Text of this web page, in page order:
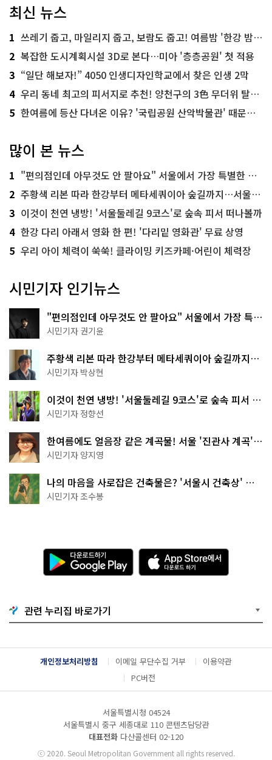
최신 뉴스
1 쓰레기 줍고, 마일리지 줍고, 보람도 줍고! 여름밤 '한강 밤마실 줍깅'
2 복잡한 도시계획시설 3D로 본다…미아 '층층공원' 첫 적용
3 “일단 해보자!” 4050 인생디자인학교에서 찾은 인생 2막
4 우리 동네 최고의 피서지로 추천! 양천구의 3色 무더위 탈출 명소
5 한여름에 등산 다녀온 이유? '국립공원 산악박물관' 때문이죠!
많이 본 뉴스
1 "편의점인데 아무것도 안 팔아요" 서울에서 가장 특별한 편의점의 정체
2 주황색 리본 따라 한강부터 메타세쿼이아 숲길까지…서울둘레길 15코스
3 이것이 천연 냉방! '서울둘레길 9코스'로 숲속 피서 떠나볼까
4 한강 다리 아래서 영화 한 편! '다리밑 영화관' 무료 상영
5 우리 아이 체력이 쑥쑥! 클라이밍 키즈카페·어린이 체력장
시민기자 인기뉴스
"편의점인데 아무것도 안 팔아요" 서울에서 가장 특별
한 편의점의 정체
시민기자 권기윤
주황색 리본 따라 한강부터 메타세쿼이아 숲길까지…
서울둘레길 15코스
시민기자 박상현
이것이 천연 냉방! '서울둘레길 9코스'로 숲속 피서 떠
나볼까
시민기자 정향선
한여름에도 얼음장 같은 계곡물! 서울 '진관사 계곡'이
천국이네~
시민기자 양지영
나의 마음을 사로잡은 건축물은? '서울시 건축상' 수
상작 공개!
시민기자 조수봉
다
운
로
기
G
o
g
l
e
l
A
p
p
e
서
다
운
드
관련 누리집 바로가기
개인정보처리방침 이메일 무단수집 거부
이용약관
PC버전
서울특별시청 04524
서울특별시 중구 세종대로 110 콘텐츠담당관
대표전화 다산콜센터 02-120
ⓒ2020. Seoul Metropolitan Government all rights reserved.